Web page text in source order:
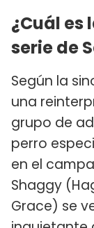
¿Cuál es
serie de
Según la
una
grupo de
perro
en el
Shaggy
Grace) se